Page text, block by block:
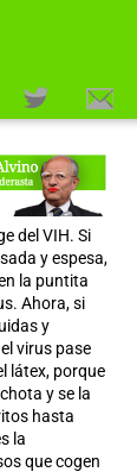
del VIH. Si
y espesa,
la puntita
Ahora, si
y
virus pase
látex, porque
y se la
hasta
la
que cogen